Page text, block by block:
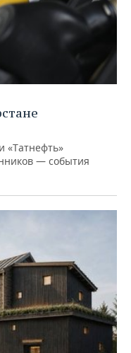
«Татнефть»
— события